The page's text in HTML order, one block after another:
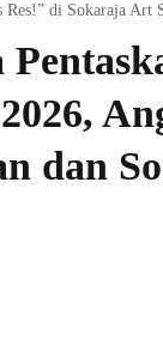
Res!” di Sokaraja
dan